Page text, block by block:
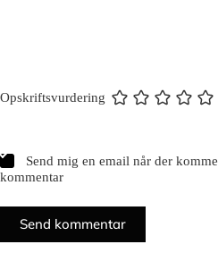
Opskriftsvurdering
Send mig en email når der
kommentar
Send kommentar